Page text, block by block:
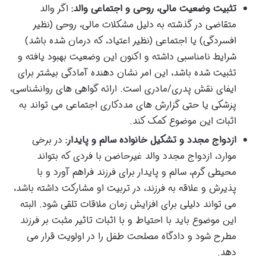
تثبیت وضعیت مالی، روحی و اجتماعی والد: اگر والد
متقاضی در گذشته به دلیل مشکلات مالی، روحی (نظیر
افسردگی) یا اجتماعی (نظیر اعتیاد، که درمان شده باشد)
شرایط نامناسبی داشته و اکنون این وضعیت بهبود یافته و
تثبیت شده باشد، این امر نشان دهنده آمادگی بیشتر برای
ایفای نقش پدری/مادری است. ارائه گواهی های روانشناسی،
پزشکی یا حتی گزارش های مددکاری اجتماعی می تواند به
اثبات این موضوع کمک کند.
ازدواج مجدد و تشکیل خانواده سالم و پایدار: در برخی
موارد، ازدواج مجدد والد غیرحاضن با فردی که بتواند
محیطی گرم، سالم و پایدار برای فرزند فراهم آورد و با
پذیرش و علاقه به فرزند، در تربیت او مشارکت داشته باشد،
می تواند دلیلی برای افزایش زمان ملاقات تلقی شود. البته
این موضوع باید با احتیاط و با اثبات تاثیر مثبت بر فرزند
مطرح شود و دادگاه مصلحت طفل را در اولویت قرار می
دهد.